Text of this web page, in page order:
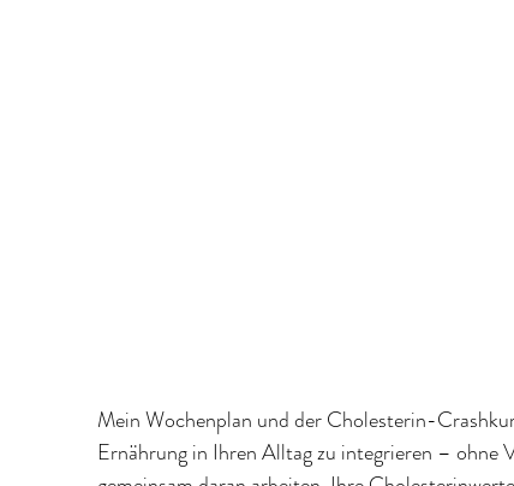
Mein Wochenplan und der Cholesterin-
Ernährung in Ihren Alltag zu integrieren – ohne